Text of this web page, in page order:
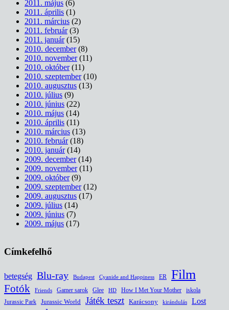
2011. május (6)
2011. április (1)
2011. március (2)
2011. február(3)
2011. január(15)
2010. december(8)
2010. november(11)
2010. október(11)
2010. szeptember(10)
2010. augusztus (13)
2010. július (9)
2010. június (22)
2010. május (14)
2010. április (11)
2010. március (13)
2010. február(18)
2010. január(14)
2009. december(14)
2009. november(11)
2009. október(9)
2009. szeptember(12)
2009. augusztus (17)
2009. július (14)
2009. június (7)
2009. május (17)
Címkefelhő
betegség Blu-ray Budapest Cyanide and Happiness ER Film
Fotók Friends Gamer sarok Glee HD How I Met Your Mother
iskola
Jurassic Park
Jurassic World Játék teszt Karácsony kirándulás Lost